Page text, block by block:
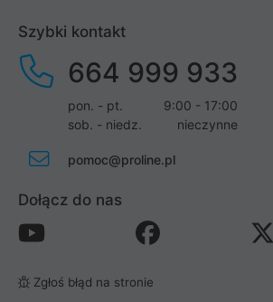
Szybki kontakt
664 999 933
pon. - pt.
9:00 - 17:00
sob. - niedz.
nieczynne
pomoc@proline.pl
Dołącz do nas
Zgłoś błąd na stronie